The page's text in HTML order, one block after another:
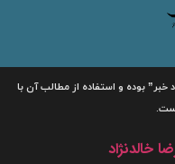
بوده و استفاده از مطالب آن با